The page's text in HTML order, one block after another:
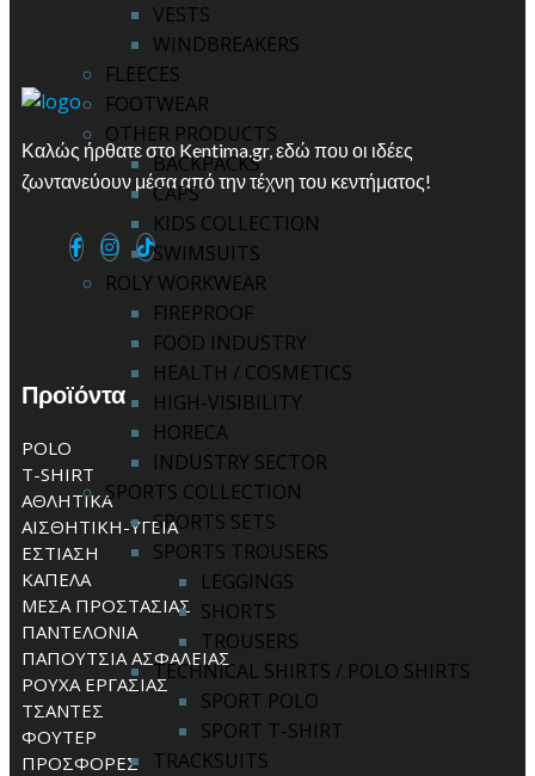
VESTS
WINDBREAKERS
FLEECES
FOOTWEAR
OTHER PRODUCTS
BACKPACKS
CAPS
KIDS COLLECTION
SWIMSUITS
ROLY WORKWEAR
FIREPROOF
FOOD INDUSTRY
HEALTH / COSMETICS
HIGH-VISIBILITY
HORECA
INDUSTRY SECTOR
SPORTS COLLECTION
SPORTS SETS
SPORTS TROUSERS
LEGGINGS
SHORTS
TROUSERS
TECHNICAL SHIRTS / POLO SHIRTS
SPORT POLO
SPORT T-SHIRT
TRACKSUITS
Καλώς ήρθατε στο Kentima.gr, εδώ που οι ιδέες
ζωντανεύουν μέσα από την τέχνη του κεντήματος!
Προϊόντα
POLO
T-SHIRT
ΑΘΛΗΤΙΚΑ
ΑΙΣΘΗΤΙΚΗ-ΥΓΕΙΑ
ΕΣΤΙΑΣΗ
ΚΑΠΕΛΑ
ΜΕΣΑ ΠΡΟΣΤΑΣΙΑΣ
ΠΑΝΤΕΛΟΝΙΑ
ΠΑΠΟΥΤΣΙΑ ΑΣΦΑΛΕΙΑΣ
ΡΟΥΧΑ ΕΡΓΑΣΙΑΣ
ΤΣΑΝΤΕΣ
ΦΟΥΤΕΡ
ΠΡΟΣΦΟΡΕΣ